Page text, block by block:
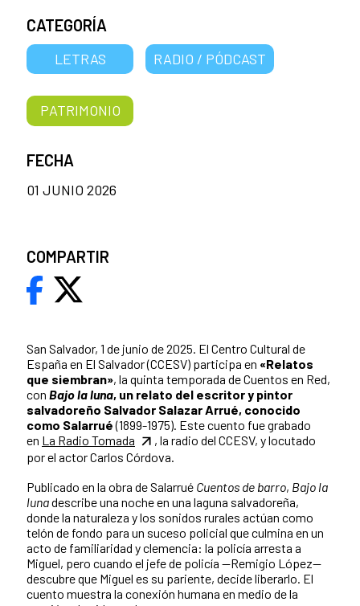
San Salvador, 1 de junio de 2025. El Centro Cultural de
España en El Salvador (CCESV) participa en «Relatos
que siembran», la quinta temporada de Cuentos en Red,
con Bajo la luna, un relato del escritor y pintor
salvadoreño Salvador Salazar Arrué, conocido
como Salarrué(1899-1975). Este cuento fue grabado
en La Radio Tomada
, la radio del CCESV, y locutado
por el actor Carlos Córdova.
Publicado en la obra de Salarrué Cuentos de barro, Bajo la
lunadescribe una noche en una laguna salvadoreña,
donde la naturaleza y los sonidos rurales actúan como
telón de fondo para un suceso policial que culmina en un
acto de familiaridad y clemencia: la policía arresta a
Miguel, pero cuando el jefe de policía —Remigio López—
descubre que Miguel es su pariente, decide liberarlo. El
cuento muestra la conexión humana en medio de la
CATEGORÍA
LETRAS RADIO / PÓDCAST
PATRIMONIO
FECHA
01 JUNIO 2026
COMPARTIR